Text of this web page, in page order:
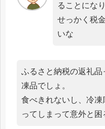
ることにな
せっかく税
いな
ふるさと納税の返礼
凍品でしょ。
食べきれないし、冷
ってしまって意外と困